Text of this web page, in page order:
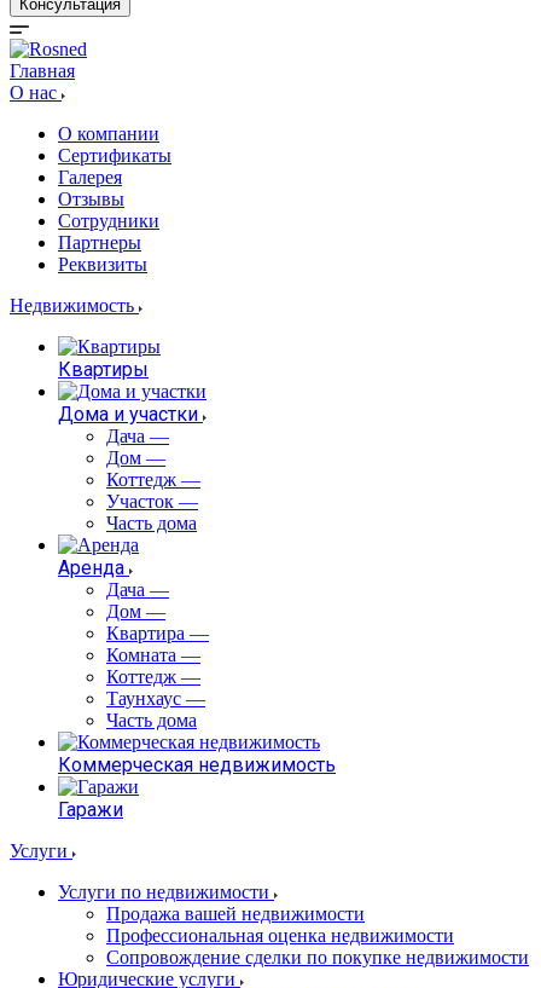
Консультация
Главная
О нас
О компании
Сертификаты
Галерея
Отзывы
Сотрудники
Партнеры
Реквизиты
Недвижимость
Квартиры
Дома и участки
Дача —
Дом —
Коттедж —
Участок —
Часть дома
Аренда
Дача —
Дом —
Квартира —
Комната —
Коттедж —
Таунхаус —
Часть дома
Коммерческая недвижимость
Гаражи
Услуги
Услуги по недвижимости
Продажа вашей недвижимости
Профессиональная оценка недвижимости
Сопровождение сделки по покупке недвижимости
Юридические услуги